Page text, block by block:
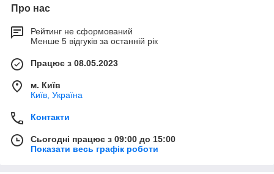
Про нас
Рейтинг не сформований
Менше 5 відгуків за останній рік
Працює з 08.05.2023
м. Київ
Київ, Україна
Контакти
Сьогодні працює з 09:00 до 15:00
Показати весь графік роботи